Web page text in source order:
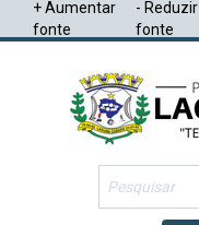
+ Aumentar
fonte
- Reduzir
fonte